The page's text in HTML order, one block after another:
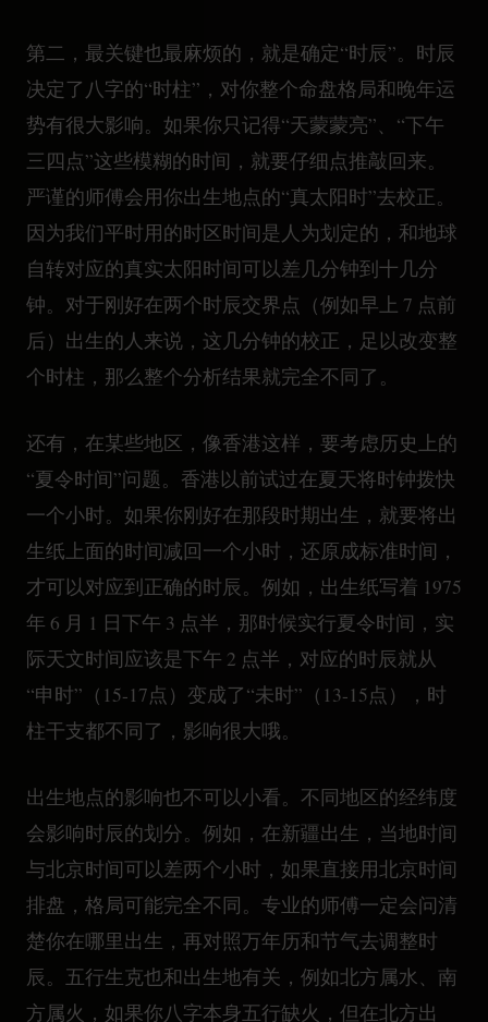
第二，最关键也最麻烦的，就是确定“时辰”。时辰
决定了八字的“时柱”，对你整个命盘格局和晚年运
势有很大影响。如果你只记得“天蒙蒙亮”、“下午
三四点”这些模糊的时间，就要仔细点推敲回来。
严谨的师傅会用你出生地点的“真太阳时”去校正。
因为我们平时用的时区时间是人为划定的，和地球
自转对应的真实太阳时间可以差几分钟到十几分
钟。对于刚好在两个时辰交界点（例如早上 7 点前
后）出生的人来说，这几分钟的校正，足以改变整
个时柱，那么整个分析结果就完全不同了。
还有，在某些地区，像香港这样，要考虑历史上的
“夏令时间”问题。香港以前试过在夏天将时钟拨快
一个小时。如果你刚好在那段时期出生，就要将出
生纸上面的时间减回一个小时，还原成标准时间，
才可以对应到正确的时辰。例如，出生纸写着 1975
年 6 月 1 日下午 3 点半，那时候实行夏令时间，实
际天文时间应该是下午 2 点半，对应的时辰就从
“申时”（15-17点）变成了“未时”（13-15点），时
柱干支都不同了，影响很大哦。
出生地点的影响也不可以小看。不同地区的经纬度
会影响时辰的划分。例如，在新疆出生，当地时间
与北京时间可以差两个小时，如果直接用北京时间
排盘，格局可能完全不同。专业的师傅一定会问清
楚你在哪里出生，再对照万年历和节气去调整时
辰。五行生克也和出生地有关，例如北方属水、南
方属火，如果你八字本身五行缺火，但在北方出